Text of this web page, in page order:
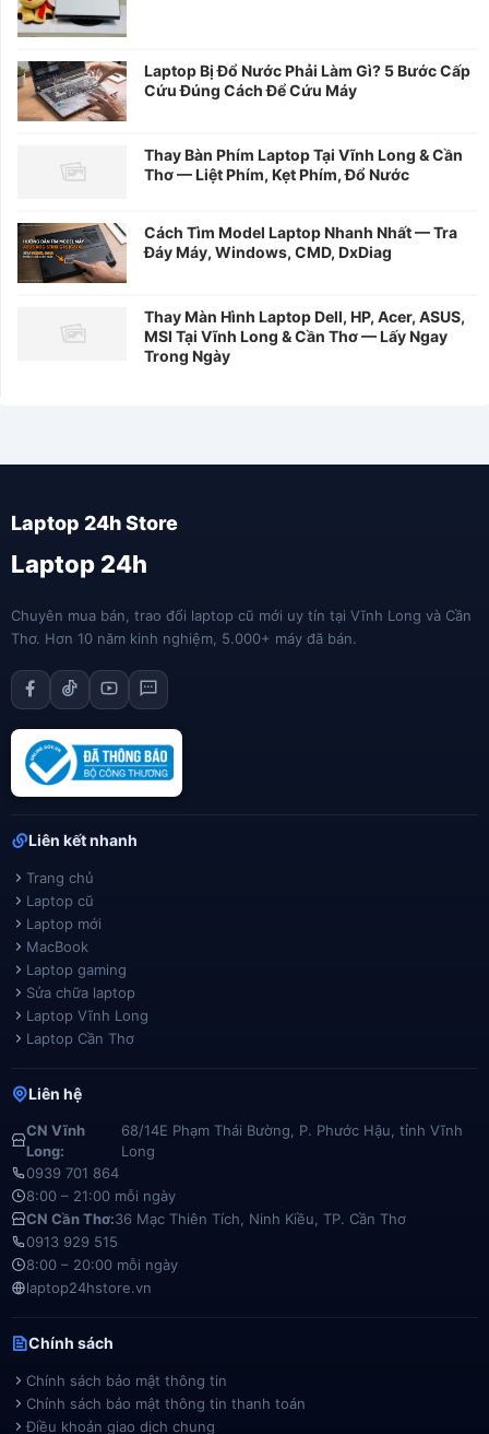
Laptop Bị Đổ Nước Phải Làm Gì? 5 Bước Cấp
Cứu Đúng Cách Để Cứu Máy
Thay Bàn Phím Laptop Tại Vĩnh Long & Cần
Thơ — Liệt Phím, Kẹt Phím, Đổ Nước
Cách Tìm Model Laptop Nhanh Nhất — Tra
Đáy Máy, Windows, CMD, DxDiag
Thay Màn Hình Laptop Dell, HP, Acer, ASUS,
MSI Tại Vĩnh Long & Cần Thơ — Lấy Ngay
Trong Ngày
Laptop 24h
Chuyên mua bán, trao đổi laptop cũ mới uy tín tại Vĩnh Long và Cần
Thơ. Hơn 10 năm kinh nghiệm, 5.000+ máy đã bán.
Liên kết nhanh
Trang chủ
Laptop cũ
Laptop mới
MacBook
Laptop gaming
Sửa chữa laptop
Laptop Vĩnh Long
Laptop Cần Thơ
Liên hệ
CN Vĩnh
Long:
68/14E Phạm Thái Bường, P. Phước Hậu, tỉnh Vĩnh
Long
0939 701 864
8:00 – 21:00 mỗi ngày
CN Cần Thơ:36 Mạc Thiên Tích, Ninh Kiều, TP. Cần Thơ
0913 929 515
8:00 – 20:00 mỗi ngày
laptop24hstore.vn
Chính sách
Chính sách bảo mật thông tin
Chính sách bảo mật thông tin thanh toán
Điều khoản giao dịch chung